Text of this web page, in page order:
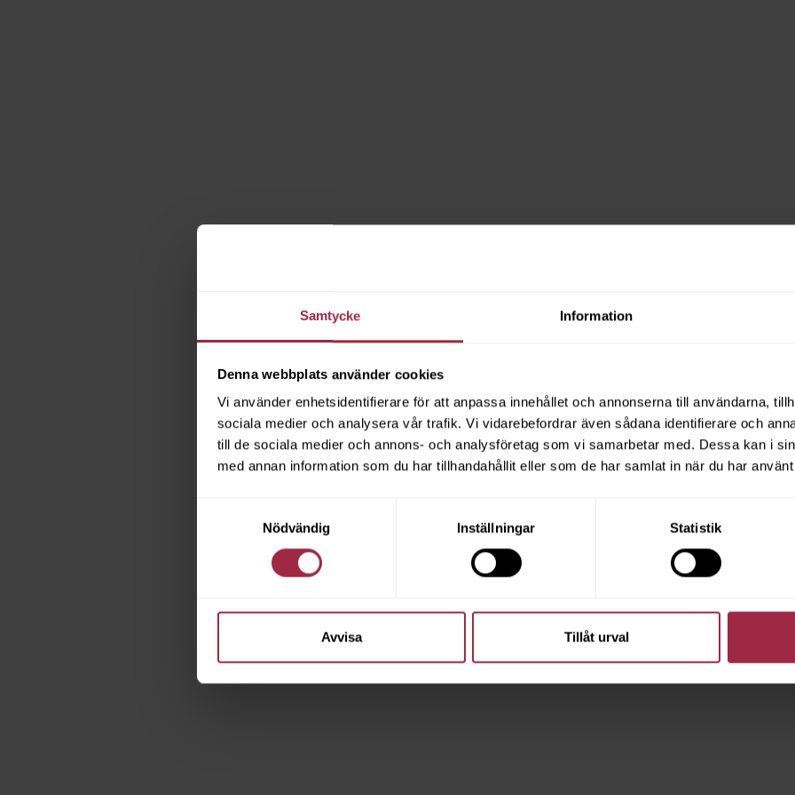
Samtycke Information
Denna webbplats använder cookies
Vi använder enhetsidentifierare för att anpassa innehållet och annonserna till användarna,
sociala medier och analysera vår trafik. Vi vidarebefordrar även sådana identifierare och
till de sociala medier och annons- och analysföretag som vi samarbetar med. Dessa kan i
med annan information som du har tillhandahållit eller som de har samlat in när du har
Nödvändig
Inställningar Statistik
Avvisa Tillåt urval